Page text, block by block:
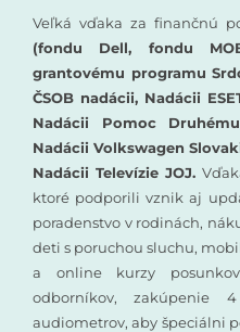
Veľká vďaka za finančnú
(fondu Dell, fondu
grantovému programu
ČSOB nadácii, Nadácii
Nadácii Pomoc
Nadácii Volkswagen
Nadácii Televízie JOJ.
ktoré podporili vznik aj
poradenstvo v rodinách,
deti s poruchou sluchu,
a online kurzy
odborníkov, zakúpenie
audiometrov, aby špeciálni